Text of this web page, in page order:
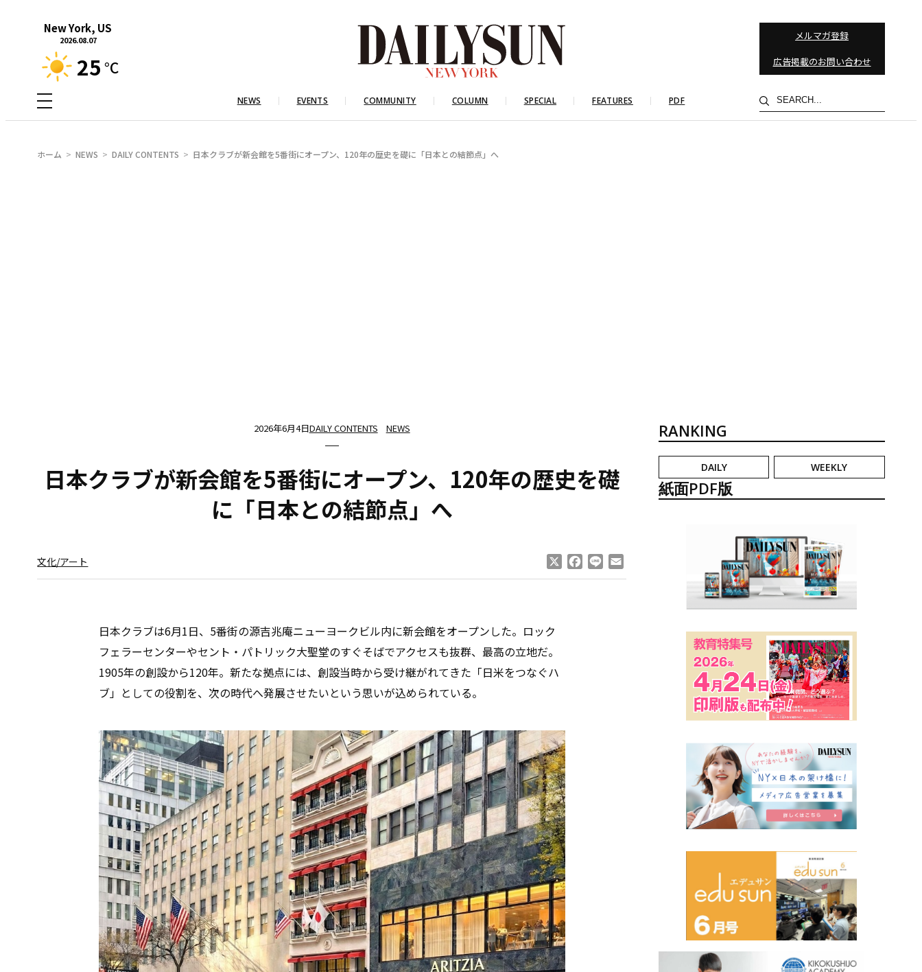
New York, US
2026.08.07
25 °C
メルマガ登録
広告掲載のお問い合わせ
NEWS EVENTS COMMUNITY COLUMN SPECIAL FEATURES PDF
検
索
ホーム NEWS DAILY CONTENTS 日本クラブが新会館を5番街にオープン、120年の歴史を礎に「日本との結節点」へ
2026年6月4日DAILY CONTENTS NEWS
日本クラブが新会館を5番街にオープン、120年の歴史を礎
に「日本との結節点」へ
文化/アート Facebook
Line
日本クラブは6月1日、5番街の源吉兆庵ニューヨークビル内に新会館をオープンした。ロック
フェラーセンターやセント・パトリック大聖堂のすぐそばでアクセスも抜群、最高の立地だ。
1905年の創設から120年。新たな拠点には、創設当時から受け継がれてきた「日米をつなぐハ
ブ」としての役割を、次の時代へ発展させたいという思いが込められている。
RANKING
DAILY WEEKLY
紙面PDF版